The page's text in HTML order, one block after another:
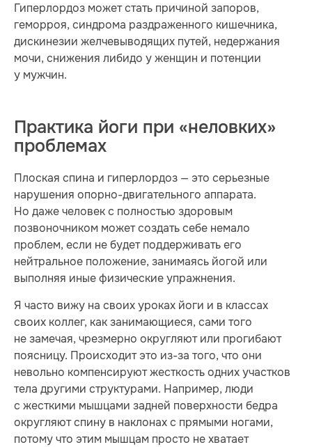
Гиперлордоз может стать причиной запоров,
геморроя, синдрома раздраженного кишечника,
дискинезии желчевыводящих путей, недержания
мочи, снижения либидо у женщин и потенции
у мужчин.
Практика йоги при «неловких»
проблемах
Плоская спина и гиперлордоз — это серьезные
нарушения опорно-двигательного аппарата.
Но даже человек с полностью здоровым
позвоночником может создать себе немало
проблем, если не будет поддерживать его
нейтральное положение, занимаясь йогой или
выполняя иные физические упражнения.
Я часто вижу на своих уроках йоги и в классах
своих коллег, как занимающиеся, сами того
не замечая, чрезмерно округляют или прогибают
поясницу. Происходит это из-за того, что они
невольно компенсируют жесткость одних участков
тела другими структурами. Например, люди
с жесткими мышцами задней поверхности бедра
округляют спину в наклонах с прямыми ногами,
потому что этим мышцам просто не хватает